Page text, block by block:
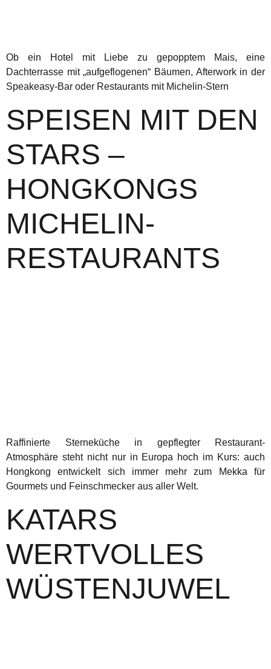
Ob ein Hotel mit Liebe zu gepopptem Mais, eine
Dachterrasse mit „aufgeflogenen“ Bäumen, Afterwork in der
Speakeasy-Bar oder Restaurants mit Michelin-Stern
SPEISEN MIT DEN
STARS –
HONGKONGS
MICHELIN-
RESTAURANTS
Raffinierte Sterneküche in gepflegter Restaurant-
Atmosphäre steht nicht nur in Europa hoch im Kurs: auch
Hongkong entwickelt sich immer mehr zum Mekka für
Gourmets und Feinschmecker aus aller Welt.
KATARS
WERTVOLLES
WÜSTENJUWEL